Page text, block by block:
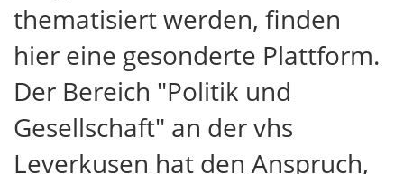
thematisiert werden, finden
hier eine gesonderte Plattform.
Der Bereich "Politik und
Gesellschaft" an der vhs
Leverkusen hat den Anspruch,